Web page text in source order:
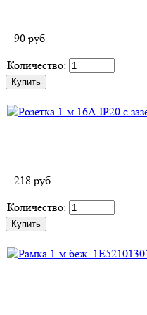
90 руб
Количество:
218 руб
Количество: